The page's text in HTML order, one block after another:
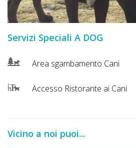
OFFERTE
A
DOG
INFO
Servizi Speciali A DOG
Area sgambamento Cani
Accesso Ristorante ai Cani
Vicino a noi puoi...